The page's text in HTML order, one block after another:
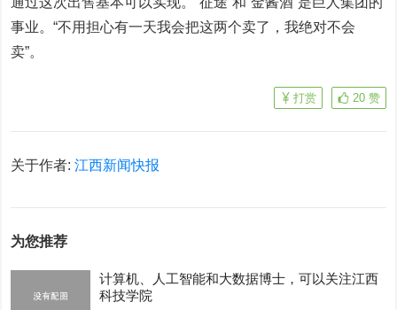
事业。“不用担心有一天我会把这两个卖了，我绝对不会
卖”。
20 赞
打赏
关于作者:江西新闻快报
为您推荐
计算机、人工智能和大数据博士，可以关注江西
科技学院